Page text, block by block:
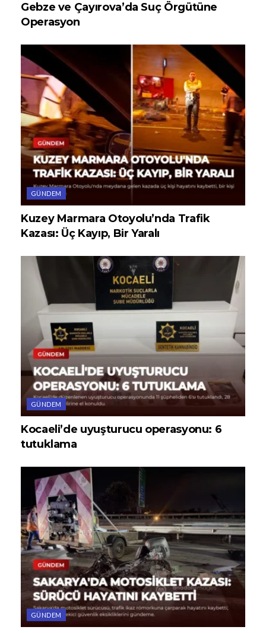
Gebze ve Çayırova’da Suç Örgütüne
Operasyon
GÜNDEM
Kuzey Marmara Otoyolu’nda Trafik
Kazası: Üç Kayıp, Bir Yaralı
GÜNDEM
Kocaeli’de uyuşturucu operasyonu: 6
tutuklama
GÜNDEM